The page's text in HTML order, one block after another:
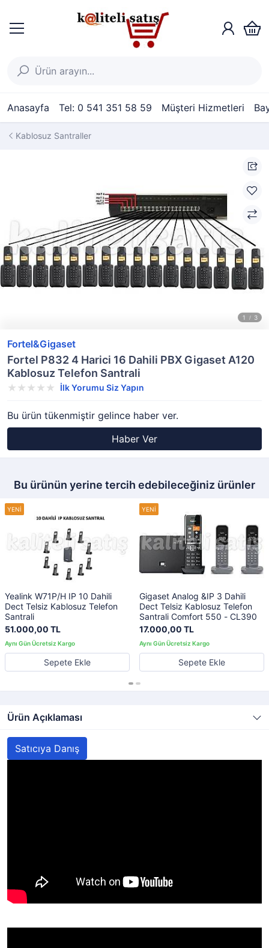
Anasayfa Tel: 0 541 351 58 59 Müşteri Hizmetleri
Kablosuz Santraller
Fortel&Gigaset
Fortel P832 4 Harici 16 Dahili PBX Gigaset A120
Kablosuz Telefon Santrali
İlk Yorumu Siz Yapın
Bu ürün tükenmiştir gelince haber ver.
Haber Ver
Bu ürünün yerine tercih edebileceğiniz ürünler
Yealink W71P/H IP 10 Dahili
Dect Telsiz Kablosuz Telefon
Santrali
51.000,00 TL
Sepete Ekle
Gigaset Analog &IP 3 Dahili
Dect Telsiz Kablosuz Telefon
Santrali Comfort 550 - CL390
17.000,00 TL
Sepete Ekle
Ürün Açıklaması
Satıcıya Danış